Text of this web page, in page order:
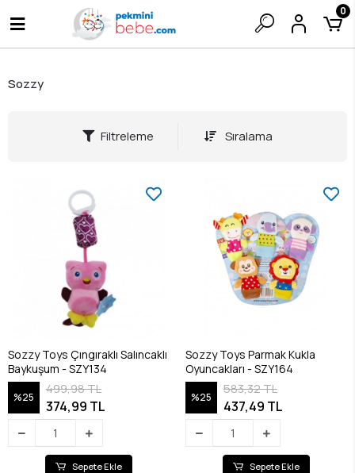
0
Sozzy
Filtreleme Sıralama
Sozzy Toys Çıngıraklı Salıncaklı
Baykuşum - SZY134
%25
499,98 TL
374,99 TL
Sepete Ekle
Sozzy Toys Parmak Kukla
Oyuncakları - SZY164
%25
583,32 TL
437,49 TL
Sepete Ekle